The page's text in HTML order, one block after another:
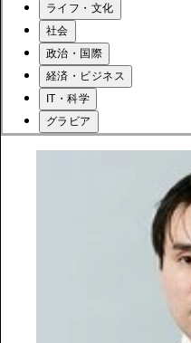
ライフ・文化
社会
政治・国際
経済・ビジネス
IT・科学
グラビア